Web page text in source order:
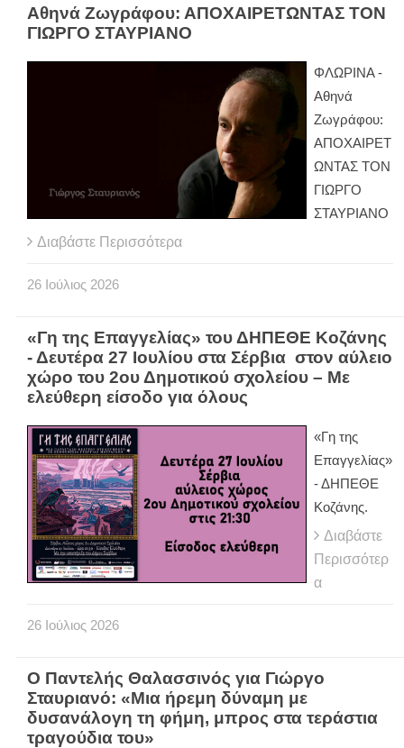
Αθηνά Ζωγράφου: ΑΠΟΧΑΙΡΕΤΩΝΤΑΣ ΤΟΝ
ΓΙΩΡΓΟ ΣΤΑΥΡΙΑΝΟ
ΦΛΩΡΙΝΑ -
Αθηνά
Ζωγράφου:
ΑΠΟΧΑΙΡΕΤ
ΩΝΤΑΣ ΤΟΝ
ΓΙΩΡΓΟ
ΣΤΑΥΡΙΑΝΟ
Διαβάστε Περισσότερα
26 Ιούλιος 2026
«Γη της Επαγγελίας» του ΔΗΠΕΘΕ Κοζάνης
- Δευτέρα 27 Ιουλίου στα Σέρβια στον αύλειο
χώρο του 2ου Δημοτικού σχολείου – Με
ελεύθερη είσοδο για όλους
«Γη της
Επαγγελίας»
- ΔΗΠΕΘΕ
Κοζάνης.
Διαβάστε
Περισσότερ
α
26 Ιούλιος 2026
Ο Παντελής Θαλασσινός για Γιώργο
Σταυριανό: «Μια ήρεμη δύναμη με
δυσανάλογη τη φήμη, μπρος στα τεράστια
τραγούδια του»